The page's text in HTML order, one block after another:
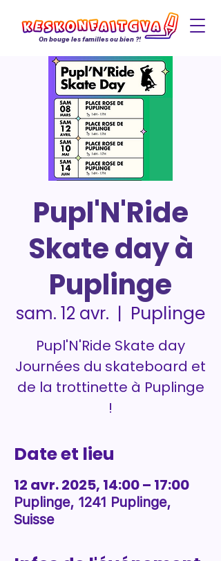
On bouge les familles ou bien ?!
Pupl'N'Ride
Skate day à
Puplinge
sam. 12 avr.
  |
Puplinge
Pupl'N'Ride Skate day
Journées du skateboard et
de la trottinette à Puplinge
!
Date et lieu
12 avr. 2025, 14:00 – 17:00
Puplinge, 1241 Puplinge,
Suisse